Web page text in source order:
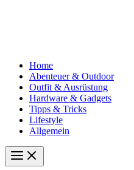
Home
Abenteuer & Outdoor
Outfit & Ausrüstung
Hardware & Gadgets
Tipps & Tricks
Lifestyle
Allgemein